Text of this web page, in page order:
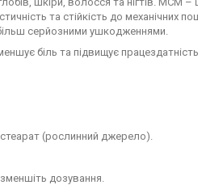
та стійкість до механічних
серйозними ушкодженнями.
біль та підвищує працездатність
(рослинний джерело).
дозування.